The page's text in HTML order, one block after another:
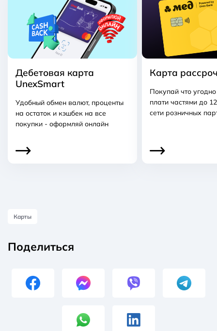
Дебетовая карта
UnexSmart
Удобный обмен валют, проценты
на остаток и кэшбек на все
покупки - оформляй онлайн
Карта
Покупай что
плати частями до
сети розничных
Карты
Поделиться